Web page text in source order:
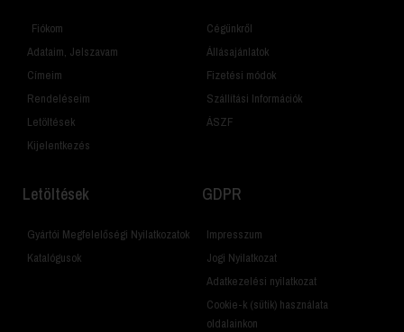
Fiókom
Adataim, Jelszavam
Címeim
Rendeléseim
Letöltések
Kijelentkezés
Cégünkről
Állásajánlatok
Fizetési módok
Szállítási Információk
ÁSZF
Letöltések
Gyártói Megfelelőségi Nyilatkozatok
Katalógusok
GDPR
Impresszum
Jogi Nyilatkozat
Adatkezelési nyilatkozat
Cookie-k (sütik) használata
oldalainkon